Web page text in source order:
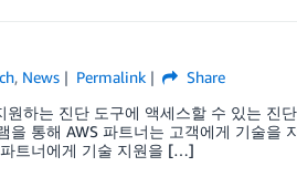
, News Permalink
Share
하는 진단 도구에 액세스할 수 있는 진
을 통해 AWS 파트너는 고객에게 기술을
파트너에게 기술 지원을 […]